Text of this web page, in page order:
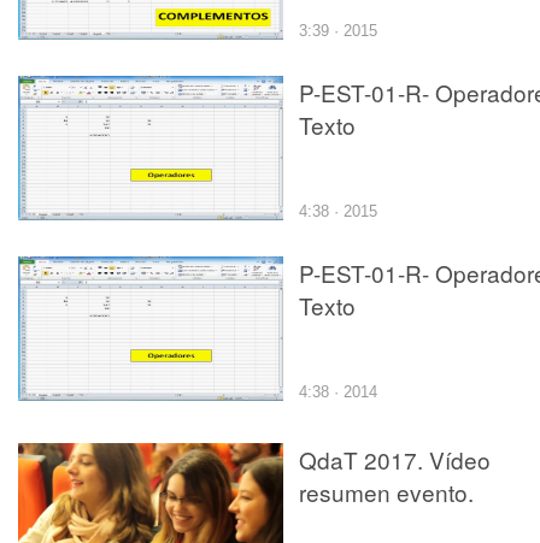
3:39 · 2015
P-EST-01-R-
Texto
4:38 · 2015
P-EST-01-R-
Texto
4:38 · 2014
QdaT 2017. Vídeo
resumen evento.